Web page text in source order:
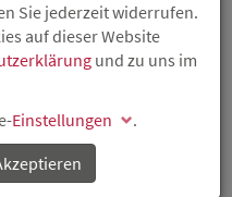
ALS
Regionen
Sie jederzeit widerrufen.
auf dieser Website
und zu uns im
Einstellungen
.